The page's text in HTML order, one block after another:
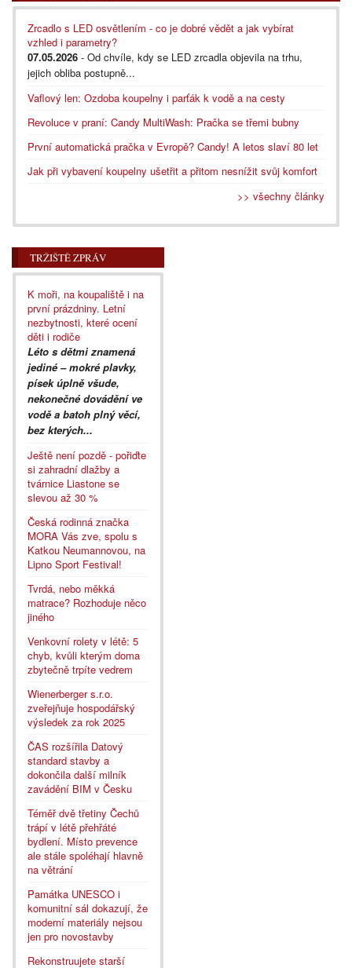
Zrcadlo s LED osvětlením - co je dobré vědět a jak vybírat
vzhled i parametry?
07.05.2026 - Od chvíle, kdy se LED zrcadla objevila na trhu,
jejich obliba postupně...
Vaflový len: Ozdoba koupelny i parťák k vodě a na cesty
Revoluce v praní: Candy MultiWash: Pračka se třemi bubny
První automatická pračka v Evropě? Candy! A letos slaví 80 let
Jak při vybavení koupelny ušetřit a přitom nesnížit svůj komfort
>> všechny články
TRŽIŠTĚ ZPRÁV
K moři, na koupaliště i na
první prázdniny. Letní
nezbytnosti, které ocení
děti i rodiče
Léto s dětmi znamená
jediné – mokré plavky,
písek úplně všude,
nekonečné dovádění ve
vodě a batoh plný věcí,
bez kterých...
Ještě není pozdě - pořiďte
si zahradní dlažby a
tvárnice Liastone se
slevou až 30 %
Česká rodinná značka
MORA Vás zve, spolu s
Katkou Neumannovou, na
Lipno Sport Festival!
Tvrdá, nebo měkká
matrace? Rozhoduje něco
jiného
Venkovní rolety v létě: 5
chyb, kvůli kterým doma
zbytečně trpíte vedrem
Wienerberger s.r.o.
zveřejňuje hospodářský
výsledek za rok 2025
ČAS rozšířila Datový
standard stavby a
dokončila další milník
zavádění BIM v Česku
Téměř dvě třetiny Čechů
trápí v létě přehřáté
bydlení. Místo prevence
ale stále spoléhají hlavně
na větrání
Památka UNESCO i
komunitní sál dokazují, že
moderní materiály nejsou
jen pro novostavby
Rekonstruujete starší